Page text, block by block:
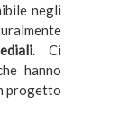
negli
. Ci
hanno
progetto